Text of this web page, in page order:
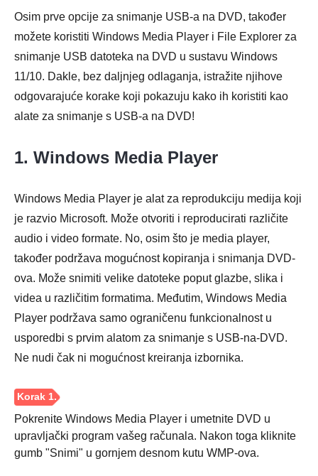
Korak 4.
Osim prve opcije za snimanje USB-a na DVD, također
možete koristiti Windows Media Player i File Explorer za
snimanje USB datoteka na DVD u sustavu Windows
11/10. Dakle, bez daljnjeg odlaganja, istražite njihove
odgovarajuće korake koji pokazuju kako ih koristiti kao
alate za snimanje s USB-a na DVD!
1. Windows Media Player
Windows Media Player je alat za reprodukciju medija koji
je razvio Microsoft. Može otvoriti i reproducirati različite
audio i video formate. No, osim što je media player,
također podržava mogućnost kopiranja i snimanja DVD-
ova. Može snimiti velike datoteke poput glazbe, slika i
videa u različitim formatima. Međutim, Windows Media
Player podržava samo ograničenu funkcionalnost u
usporedbi s prvim alatom za snimanje s USB-na-DVD.
Ne nudi čak ni mogućnost kreiranja izbornika.
Pokrenite Windows Media Player i umetnite DVD u
upravljački program vašeg računala. Nakon toga kliknite
gumb "Snimi" u gornjem desnom kutu WMP-ova.